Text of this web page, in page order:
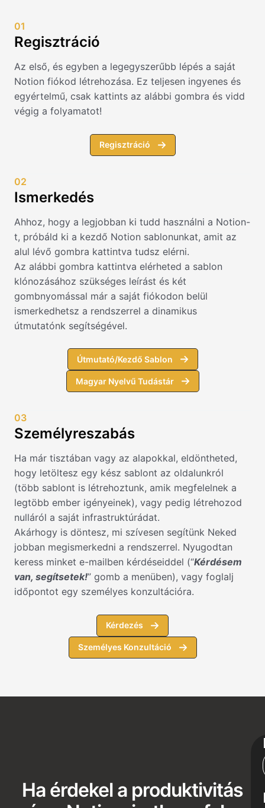
01
Regisztráció
Az első, és egyben a legegyszerűbb lépés a saját
Notion fiókod létrehozása. Ez teljesen ingyenes és
egyértelmű, csak kattints az alábbi gombra és vidd
végig a folyamatot!
Regisztráció
02
Ismerkedés
Ahhoz, hogy a legjobban ki tudd használni a Notion-
t, próbáld ki a kezdő Notion sablonunkat, amit az
alul lévő gombra kattintva tudsz elérni.
Az alábbi gombra kattintva elérheted a sablon
klónozásához szükséges leírást és két
gombnyomással már a saját fiókodon belül
ismerkedhetsz a rendszerrel a dinamikus
útmutatónk segítségével.
Útmutató/Kezdő Sablon
Magyar Nyelvű Tudástár
03
Személyreszabás
Ha már tisztában vagy az alapokkal, eldöntheted,
hogy letöltesz egy kész sablont az oldalunkról
(több sablont is létrehoztunk, amik megfelelnek a
legtöbb ember igényeinek), vagy pedig létrehozod
nulláról a saját infrastruktúrádat.
Akárhogy is döntesz, mi szívesen segítünk Neked
jobban megismerkedni a rendszerrel. Nyugodtan
keress minket e-mailben kérdéseiddel (“Kérdésem
van, segítsetek!” gomb a menüben), vagy foglalj
időpontot egy személyes konzultációra.
Kérdezés
Személyes Konzultáció
Ha érdekel a produktivitás